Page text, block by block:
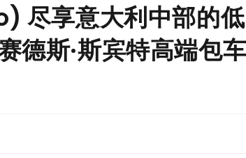
尽享意大利中部的低
斯·斯宾特高端包